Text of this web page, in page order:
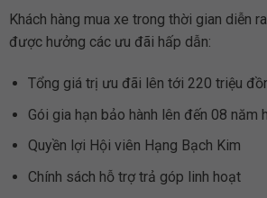
Khách hàng mua xe trong thời gian diễn
được hưởng các ưu đãi hấp dẫn:
Tổng giá trị ưu đãi lên tới 220 triệu
Gói gia hạn bảo hành lên đến 08 năm
Quyền lợi Hội viên Hạng Bạch Kim
Chính sách hỗ trợ trả góp linh hoạt